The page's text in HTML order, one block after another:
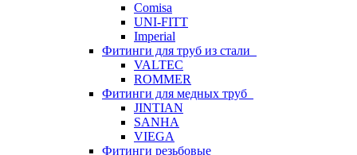
Comisa
UNI-FITT
Imperial
Фитинги для труб из стали
VALTEC
ROMMER
Фитинги для медных труб
JINTIAN
SANHA
VIEGA
Фитинги резьбовые